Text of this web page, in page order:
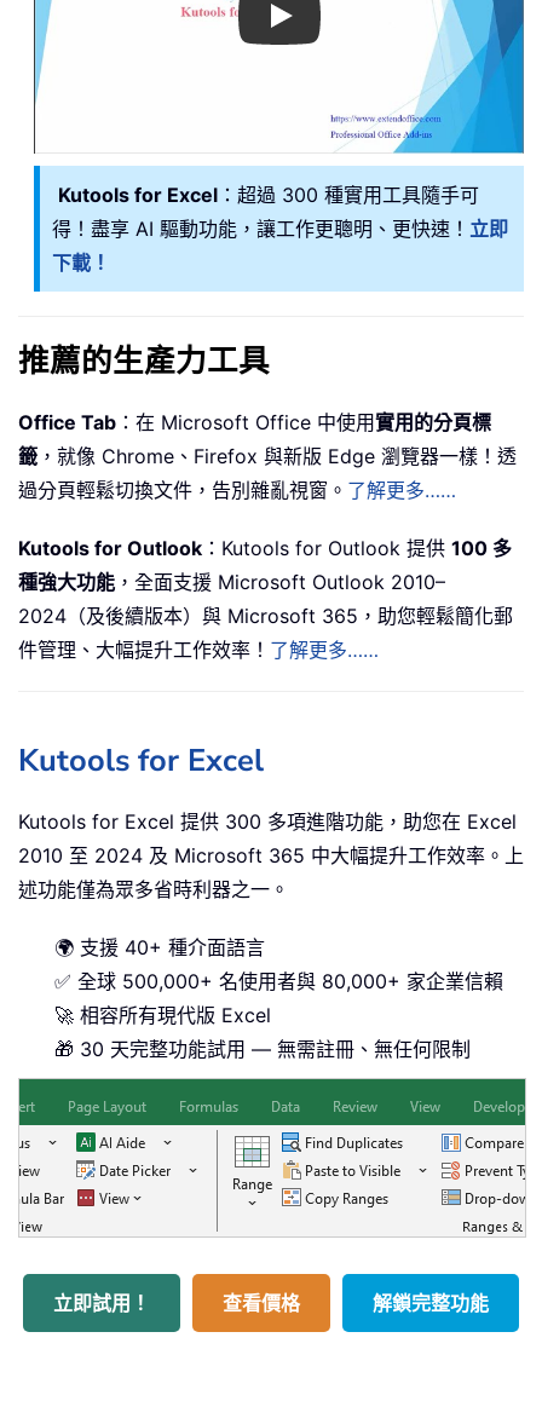
Play
Kutools for Excel ：超過 300 種實用工具隨手可
得！盡享 AI 驅動功能，讓工作更聰明、更快速！ 立即
下載！
推薦的生產力工具
Office Tab ：在 Microsoft Office 中使用實用的分頁標
籤 ，就像 Chrome、Firefox 與新版 Edge 瀏覽器一樣！透
過分頁輕鬆切換文件，告別雜亂視窗。 了解更多……
Kutools for Outlook ：Kutools for Outlook 提供 100 多
種強大功能 ，全面支援 Microsoft Outlook 2010–
2024（及後續版本）與 Microsoft 365，助您輕鬆簡化郵
件管理、大幅提升工作效率！ 了解更多……
Kutools for Excel
Kutools for Excel 提供 300 多項進階功能，助您在 Excel
2010 至 2024 及 Microsoft 365 中大幅提升工作效率。上
述功能僅為眾多省時利器之一。
🌍 支援 40+ 種介面語言
✅ 全球 500,000+ 名使用者與 80,000+ 家企業信賴
🚀 相容所有現代版 Excel
🎁 30 天完整功能試用 — 無需註冊、無任何限制
立即試用！ 查看價格 解鎖完整功能